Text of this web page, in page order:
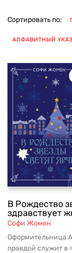
Сортировать по:
АЛФАВИТНЫЙ
В Рождество
здравствует
Софи Жомен
Оформительница
правдой служит в